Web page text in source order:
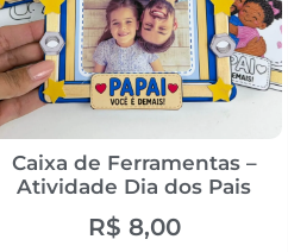
Caixa de Ferramentas –
Atividade Dia dos Pais
R$ 8,00